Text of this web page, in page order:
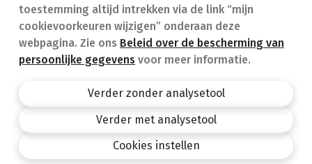
toestemming altijd intrekken via de link “mijn
cookievoorkeuren wijzigen” onderaan deze
webpagina. Zie ons Beleid over de bescherming van
persoonlijke gegevens voor meer informatie.
Verder zonder analysetool
Verder met analysetool
Cookies instellen
Apotheek.be
Privacy policy
Algemene voorwaarden
design by